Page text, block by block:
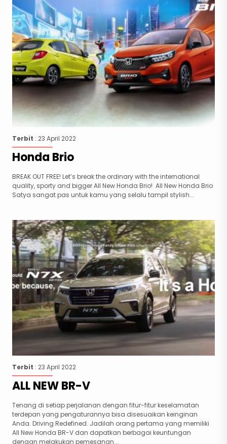
Terbit : 23 April 2022
Honda Brio
BREAK OUT FREE! Let’s break the ordinary with the international
quality, sporty and bigger All New Honda Brio! All New Honda Brio
Satya sangat pas untuk kamu yang selalu tampil stylish...
Terbit : 23 April 2022
ALL NEW BR-V
Tenang di setiap perjalanan dengan fitur-fitur keselamatan
terdepan yang pengaturannya bisa disesuaikan keinginan
Anda. Driving Redefined. Jadilah orang pertama yang memiliki
All New Honda BR-V dan dapatkan berbagai keuntungan
dengan melakukan pemesanan...